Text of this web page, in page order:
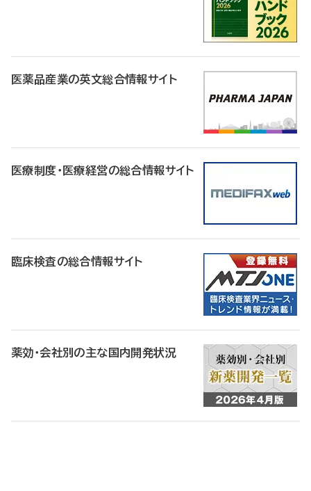
医薬品産業の英文総合情報サイト
医療制度・医療経営の総合情報サイト
臨床検査の総合情報サイト
薬効・会社別の主な国内開発状況